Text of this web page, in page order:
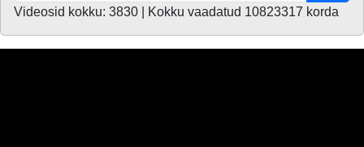
Videosid kokku: 3830 | Kokku vaadatud 10823317 korda